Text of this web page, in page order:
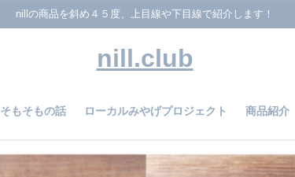
nillの商品を斜め４５度、上目線や下目線で紹介します！
nill.club
そもそもの話 ローカルみやげプロジェクト 商品紹介